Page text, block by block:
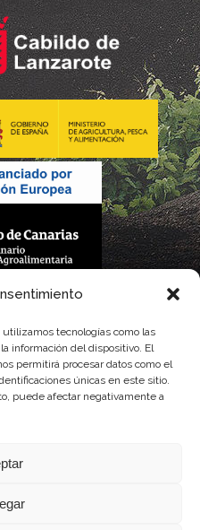
tecnologías como las
información del dispositivo. El
permitirá procesar datos como el
únicas en este sitio.
puede afectar negativamente a
este Consejo Regulador es financiada,
de gastos del Instituto Canario de